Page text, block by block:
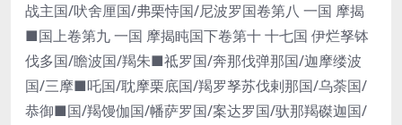
战主国/吠舍厘国/弗栗恃国/尼波罗国卷第八 一国 摩揭
■国上卷第九 一国 摩揭盹国下卷第十 十七国 伊烂孥钵
伐多国/瞻波国/羯朱■祗罗国/奔那伐弹那国/迦摩缕波
国/三摩■吒国/耽摩栗底国/羯罗孥苏伐剌那国/乌荼国/
恭御■国/羯馒伽国/幡萨罗国/案达罗国/驮那羯磔迦国/